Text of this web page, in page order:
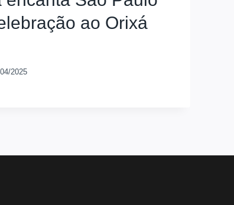
ao Orixá
2025